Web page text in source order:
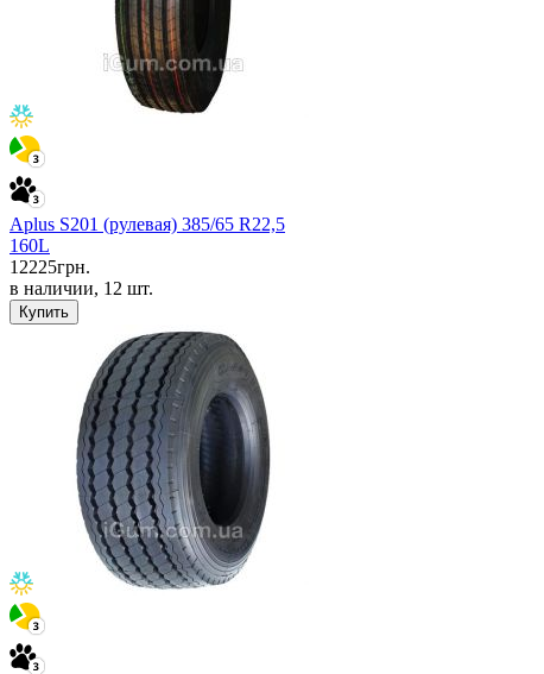
Aplus S201 (рулевая) 385/65 R22,5
160L
12225грн.
в наличии, 12 шт.
Купить